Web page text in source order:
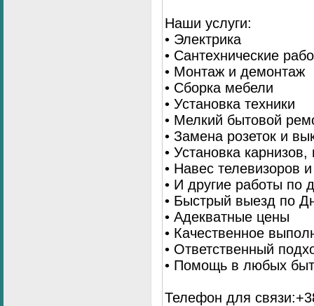
Наши услуги:
• Электрика
• Сантехнические
• Монтаж и демонтаж
• Сборка мебели
• Установка техники
• Мелкий бытовой
• Замена розеток и
• Установка
• Навес телевизоров
• И другие работы по
• Быстрый выезд по
• Адекватные цены
• Качественное
• Ответственный
• Помощь в любых
Телефон для